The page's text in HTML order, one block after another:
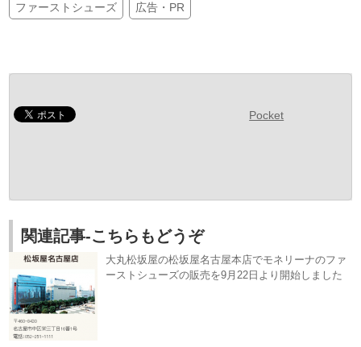
ファーストシューズ 広告・PR
Pocket
関連記事-こちらもどうぞ
大丸松坂屋の松坂屋名古屋本店でモネリーナのファ
ーストシューズの販売を9月22日より開始しました